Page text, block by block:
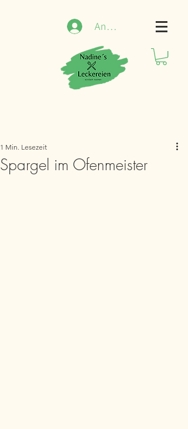
Anmelden
Spargel im Ofenmeister
1 Min. Lesezeit